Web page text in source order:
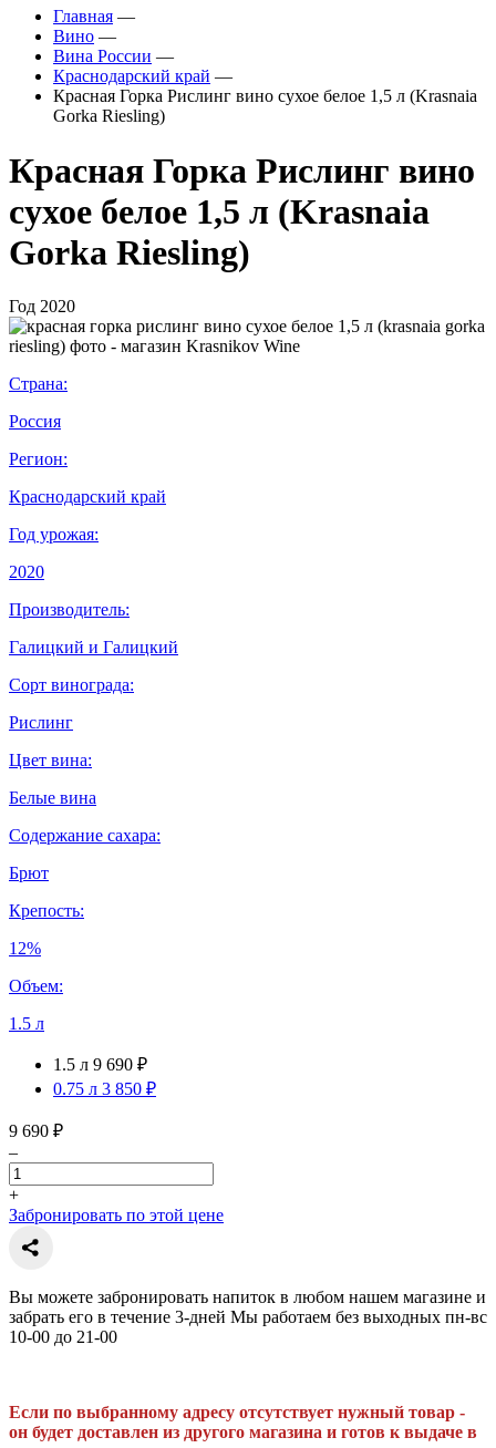
Главная —
Вино —
Вина России —
Краснодарский край —
Красная Горка Рислинг вино сухое белое 1,5 л (Krasnaia
Gorka Riesling)
Красная Горка Рислинг вино
сухое белое 1,5 л (Krasnaia
Gorka Riesling)
Год 2020
Страна:
Россия
Регион:
Краснодарский край
Год урожая:
2020
Производитель:
Галицкий и Галицкий
Сорт винограда:
Рислинг
Цвет вина:
Белые вина
Содержание сахара:
Брют
Крепость:
12%
Объем:
1.5 л
1.5 л 9 690 ₽
0.75 л 3 850 ₽
9 690 ₽
–
+
Забронировать по этой цене
Вы можете забронировать напиток в любом нашем магазине и
забрать его в течение 3-дней Мы работаем без выходных пн-вс
10-00 до 21-00
Если по выбранному адресу отсутствует нужный товар -
он будет доставлен из другого магазина и готов к выдаче в